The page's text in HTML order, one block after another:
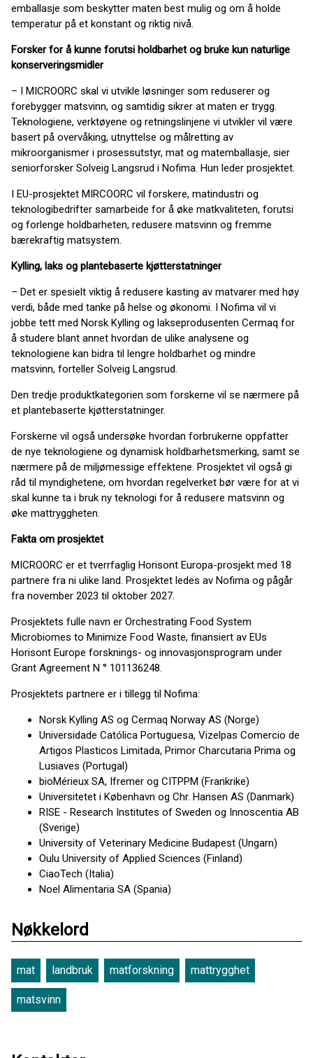
emballasje som beskytter maten best mulig og om å holde
temperatur på et konstant og riktig nivå.
Forsker for å kunne forutsi holdbarhet og bruke kun naturlige
konserveringsmidler
– I MICROORC skal vi utvikle løsninger som reduserer og
forebygger matsvinn, og samtidig sikrer at maten er trygg.
Teknologiene, verktøyene og retningslinjene vi utvikler vil være
basert på overvåking, utnyttelse og målretting av
mikroorganismer i prosessutstyr, mat og matemballasje, sier
seniorforsker Solveig Langsrud i Nofima. Hun leder prosjektet.
I EU-prosjektet MIRCOORC vil forskere, matindustri og
teknologibedrifter samarbeide for å øke matkvaliteten, forutsi
og forlenge holdbarheten, redusere matsvinn og fremme
bærekraftig matsystem.
Kylling, laks og plantebaserte kjøtterstatninger
– Det er spesielt viktig å redusere kasting av matvarer med høy
verdi, både med tanke på helse og økonomi. I Nofima vil vi
jobbe tett med Norsk Kylling og lakseprodusenten Cermaq for
å studere blant annet hvordan de ulike analysene og
teknologiene kan bidra til lengre holdbarhet og mindre
matsvinn, forteller Solveig Langsrud.
Den tredje produktkategorien som forskerne vil se nærmere på
et plantebaserte kjøtterstatninger.
Forskerne vil også undersøke hvordan forbrukerne oppfatter
de nye teknologiene og dynamisk holdbarhetsmerking, samt se
nærmere på de miljømessige effektene. Prosjektet vil også gi
råd til myndighetene, om hvordan regelverket bør være for at vi
skal kunne ta i bruk ny teknologi for å redusere matsvinn og
øke mattryggheten.
Fakta om prosjektet
MICROORC er et tverrfaglig Horisont Europa-prosjekt med 18
partnere fra ni ulike land. Prosjektet ledes av Nofima og pågår
fra november 2023 til oktober 2027.
Prosjektets fulle navn er Orchestrating Food System
Microbiomes to Minimize Food Waste, finansiert av EUs
Horisont Europe forsknings- og innovasjonsprogram under
Grant Agreement N ° 101136248.
Prosjektets partnere er i tillegg til Nofima:
Norsk Kylling AS og Cermaq Norway AS (Norge)
Universidade Católica Portuguesa, Vizelpas Comercio de
Artigos Plasticos Limitada, Primor Charcutaria Prima og
Lusiaves (Portugal)
bioMérieux SA, Ifremer og CITPPM (Frankrike)
Universitetet i København og Chr. Hansen AS (Danmark)
RISE - Research Institutes of Sweden og Innoscentia AB
(Sverige)
University of Veterinary Medicine Budapest (Ungarn)
Oulu University of Applied Sciences (Finland)
CiaoTech (Italia)
Noel Alimentaria SA (Spania)
Nøkkelord
mat landbruk matforskning mattrygghet
matsvinn